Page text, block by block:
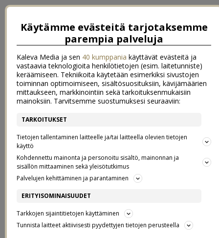
armas arki!
09.1.2020
Käytämme evästeitä tarjotaksemme
parempia palveluja
Kaleva Media ja sen 40 kumppania käyttävät evästeitä ja
vastaavia teknologioita henkilötietojen (esim. laitetunniste)
keräämiseen. Tekniikoita käytetään esimerkiksi sivustojen
toiminnan optimoimiseen, sisältösuosituksiin, kävijämäärien
mittaukseen, markkinointiin sekä tarkoituksenmukaisiin
mainoksiin. Tarvitsemme suostumuksesi seuraaviin:
TARKOITUKSET
Tietojen tallentaminen laitteelle ja/tai laitteella olevien tietojen
käyttö
Kohdennettu mainonta ja personoitu sisältö, mainonnan ja
sisällön mittaaminen sekä yleisötutkimus
Palvelujen kehittäminen ja parantaminen
ERITYISOMINAISUUDET
Tarkkojen sijaintitietojen käyttäminen
Tunnista laitteet aktiivisesti pyydettyjen tietojen perusteella